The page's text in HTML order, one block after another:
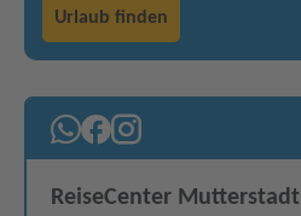
Urlaub finden
ReiseCenter Mutterstadt